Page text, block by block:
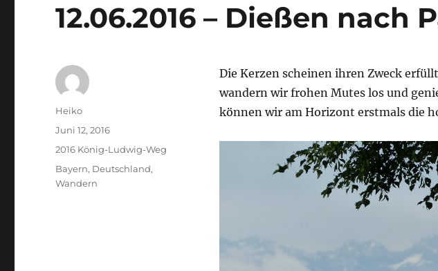
12.06.2016 – Dießen nach
Die Kerzen scheinen ihren Zweck
wandern wir frohen Mutes los und
können wir am Horizont erstmals die
Autor
Heiko
Veröffentlicht
Juni 12, 2016
Kategorien
2016 König-Ludwig-Weg
Schlagwörter
Bayern, Deutschland,
Wandern